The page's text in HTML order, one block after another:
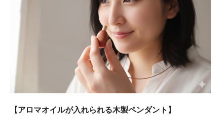
【アロマオイルが入れられる木製ペンダント】